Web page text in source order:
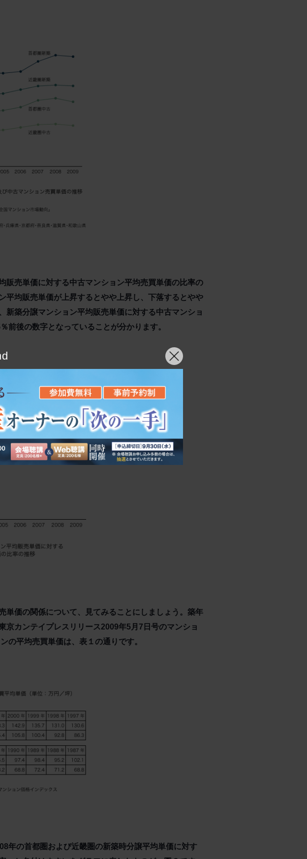
販売単価に対する中古マンション平均売買単価の比率の
平均販売単価が上昇するとやや上昇し、下落するとやや
築分譲マンション平均販売単価に対する中古マンショ
前後の数字となっていることが分かります。
単価の関係について、見てみることにしましょう。築年
カンテイプレスリリース2009年5月7日号のマンショ
の平均売買単価は、表１の通りです。
年の首都圏および近畿圏の新築時分譲平均単価に対す